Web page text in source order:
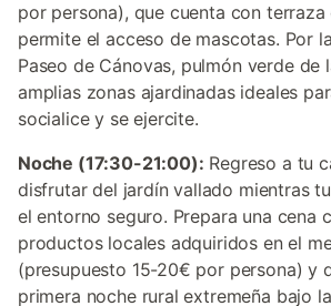
por persona), que cuenta con
permite el acceso de mascotas. Por
Paseo de Cánovas, pulmón verde de
amplias zonas ajardinadas ideales
socialice y se ejercite.
Noche (17:30-21:00): Regreso a tu
disfrutar del jardín vallado mientras
el entorno seguro. Prepara una cena
productos locales adquiridos en el
(presupuesto 15-20€ por persona) y
primera noche rural extremeña bajo